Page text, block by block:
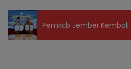
Pemkab Jember Kembali